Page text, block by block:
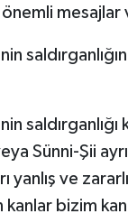
mesajlar
saldırganlığı
Sünni-Şii
yanlış ve
kanlar bizim